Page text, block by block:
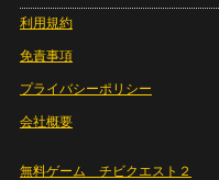
利用規約
免責事項
プライバシーポリシー
会社概要
無料ゲーム チビクエスト２